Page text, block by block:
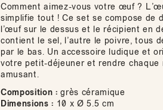
Comment aimez-vous votre œuf ?
simplifie tout ! Ce set se compose de
l’œuf sur le dessus et le récipient en
contient le sel, l’autre le poivre, tous
par le bas. Un accessoire ludique et
votre petit-déjeuner et rendre chaque
amusant.
Composition : grès céramique
Dimensions : 10 x Ø 5.5 cm